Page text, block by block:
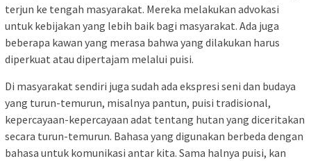
terjun ke tengah masyarakat. Mereka melakukan advokasi
untuk kebijakan yang lebih baik bagi masyarakat. Ada juga
beberapa kawan yang merasa bahwa yang dilakukan harus
diperkuat atau dipertajam melalui puisi.
Di masyarakat sendiri juga sudah ada ekspresi seni dan budaya
yang turun-temurun, misalnya pantun, puisi tradisional,
kepercayaan-kepercayaan adat tentang hutan yang diceritakan
secara turun-temurun. Bahasa yang digunakan berbeda dengan
bahasa untuk komunikasi antar kita. Sama halnya puisi, kan